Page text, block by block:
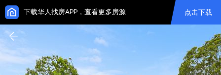
下载华人找房APP，查看更多房源 点击下载